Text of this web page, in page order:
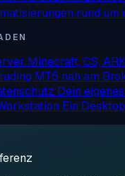
rund um
Minecraft, CS,
MT5 nah am
Dein
Ein